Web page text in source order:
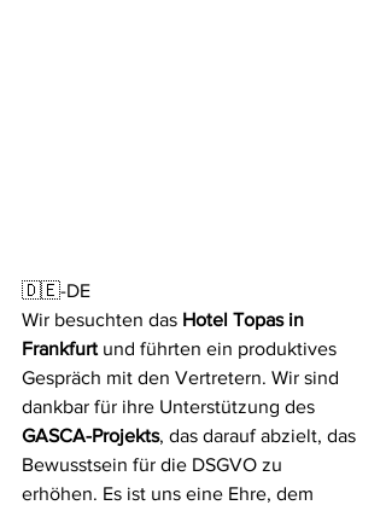
🇩🇪-DE
Wir besuchten das Hotel Topas in
Frankfurt und führten ein produktives
Gespräch mit den Vertretern. Wir sind
dankbar für ihre Unterstützung des
GASCA-Projekts, das darauf abzielt, das
Bewusstsein für die DSGVO zu
erhöhen. Es ist uns eine Ehre, dem